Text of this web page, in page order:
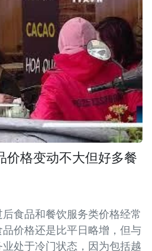
价格变动不大但好多餐
食品和餐饮服务类价格经常
价格还是比平日略增，但与
处于冷门状态，因为包括越